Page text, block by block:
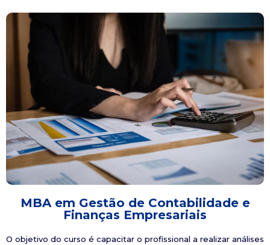
MBA em Gestão de Contabilidade e
Finanças Empresariais
O objetivo do curso é capacitar o profissional a realizar análises